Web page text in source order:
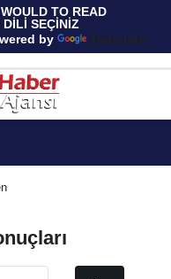
TO READ
SEÇİNİZ
by
Translate